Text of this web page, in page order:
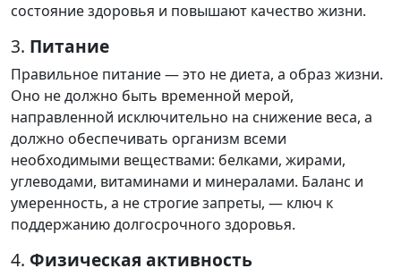
состояние здоровья и повышают качество жизни.
3. Питание
Правильное питание — это не диета, а образ жизни.
Оно не должно быть временной мерой,
направленной исключительно на снижение веса, а
должно обеспечивать организм всеми
необходимыми веществами: белками, жирами,
углеводами, витаминами и минералами. Баланс и
умеренность, а не строгие запреты, — ключ к
поддержанию долгосрочного здоровья.
4. Физическая активность